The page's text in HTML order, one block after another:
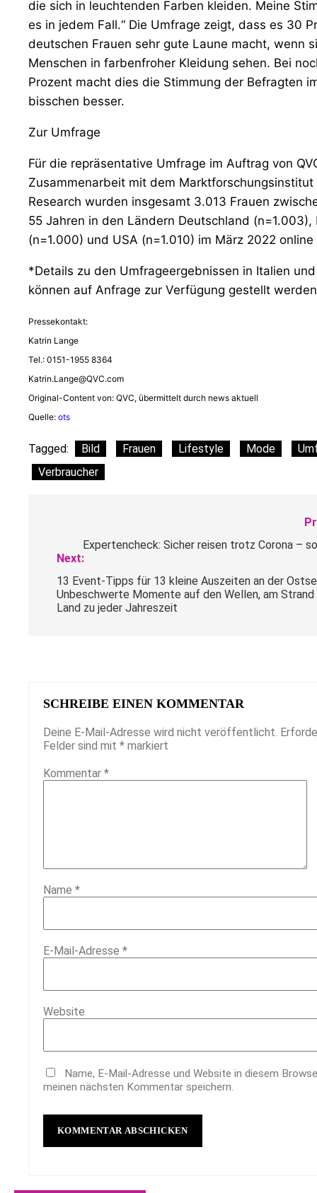
die sich in leuchtenden Farben kleiden. Meine
es in jedem Fall.“ Die Umfrage zeigt, dass es 30
deutschen Frauen sehr gute Laune macht, wenn
Menschen in farbenfroher Kleidung sehen. Bei
Prozent macht dies die Stimmung der Befragten
bisschen besser.
Zur Umfrage
Für die repräsentative Umfrage im Auftrag von
Zusammenarbeit mit dem Marktforschungsinstitut
Research wurden insgesamt 3.013 Frauen
55 Jahren in den Ländern Deutschland (n=1.003),
(n=1.000) und USA (n=1.010) im März 2022
*Details zu den Umfrageergebnissen in Italien
können auf Anfrage zur Verfügung gestellt
Pressekontakt:
Katrin Lange
Tel.: 0151-1955 8364
Katrin.Lange@QVC.com
Original-Content von: QVC, übermittelt durch news aktuell
Quelle: ots
Tagged: Bild Frauen Lifestyle Mode
Verbraucher
Expertencheck: Sicher reisen trotz Corona –
Next:
13 Event-Tipps für 13 kleine Auszeiten an der
Unbeschwerte Momente auf den Wellen, am Strand
Land zu jeder Jahreszeit
SCHREIBE EINEN KOMMENTAR
Deine E-Mail-Adresse wird nicht veröffentlicht.
Felder sind mit * markiert
Kommentar *
Name *
E-Mail-Adresse *
Website
Name, E-Mail-Adresse und Website in diesem
meinen nächsten Kommentar speichern.